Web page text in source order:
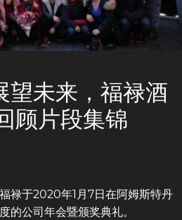
望未来，福禄酒
顾片段集锦
禄于2020年1月7日在阿姆斯特丹
的公司年会暨颁奖典礼。